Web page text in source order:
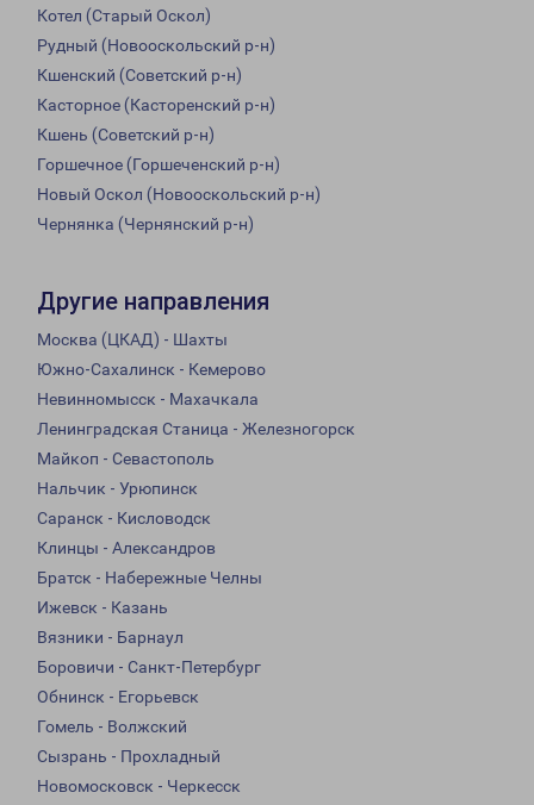
Котел (Старый Оскол)
Рудный (Новооскольский р-н)
Кшенский (Советский р-н)
Касторное (Касторенский р-н)
Кшень (Советский р-н)
Горшечное (Горшеченский р-н)
Новый Оскол (Новооскольский р-н)
Чернянка (Чернянский р-н)
Другие направления
Москва (ЦКАД) - Шахты
Южно-Сахалинск - Кемерово
Невинномысск - Махачкала
Ленинградская Станица - Железногорск
Майкоп - Севастополь
Нальчик - Урюпинск
Саранск - Кисловодск
Клинцы - Александров
Братск - Набережные Челны
Ижевск - Казань
Вязники - Барнаул
Боровичи - Санкт-Петербург
Обнинск - Егорьевск
Гомель - Волжский
Сызрань - Прохладный
Новомосковск - Черкесск